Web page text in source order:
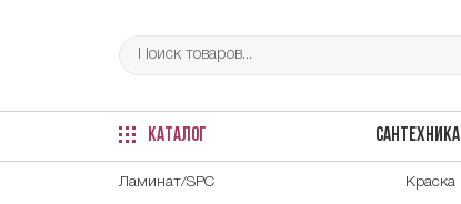
КАТАЛОГ САНТЕХНИКА
Ламинат/SPC Краска